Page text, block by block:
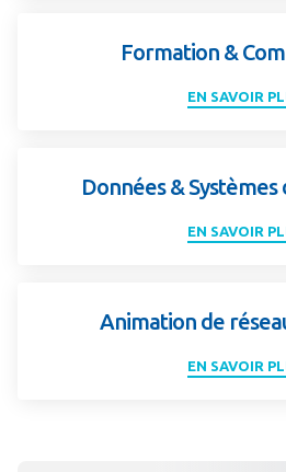
Formation &
EN SAVOIR
Données &
EN SAVOIR
Animation de
EN SAVOIR